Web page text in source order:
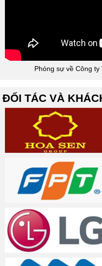
Phóng sự về Công
ĐỐI TÁC VÀ